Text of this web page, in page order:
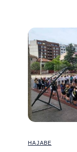
НАЈАВЕ